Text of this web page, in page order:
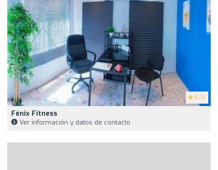
5 (3)
Fénix Fitness
Ver información y datos de contacto